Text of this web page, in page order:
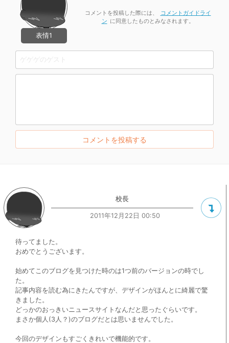
コメントを投稿した際には、
コメントガイドライ
ン に同意したものとみなされます。
表情1
校長
2011年12月22日 00:50
待ってました。
おめでとうございます。
始めてこのブログを見つけた時のは1つ前のバージョンの時でし
た。
記事内容を読む為にきたんですが、デザインがほんとに綺麗で驚
きました。
どっかのおっきいニュースサイトなんだと思ったぐらいです。
まさか個人(3人？)のブログだとは思いませんでした。
今回のデザインもすごくきれいで機能的です。